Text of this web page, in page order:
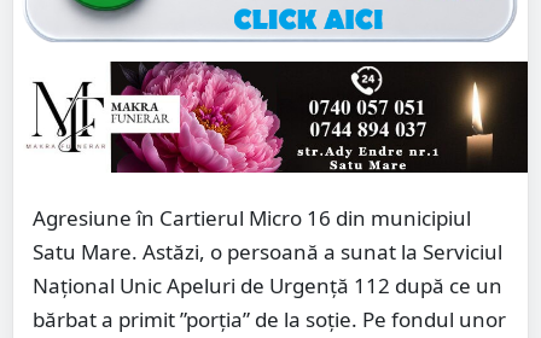
Agresiune în Cartierul Micro 16 din municipiul
Satu Mare. Astăzi, o persoană a sunat la Serviciul
Național Unic Apeluri de Urgență 112 după ce un
bărbat a primit ”porția” de la soție. Pe fondul unor